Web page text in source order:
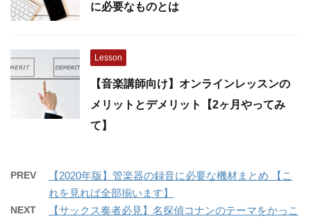
に必要なものとは
Lesson
【音楽講師向け】オンラインレッスンの
メリットとデメリット【2ヶ月やってみ
て】
PREV
【2020年版】管楽器の録音に必要な機材まとめ 【こ
れを見れば全部揃います】
NEXT
【サックス奏者必見】名探偵コナンのテーマをかっこ